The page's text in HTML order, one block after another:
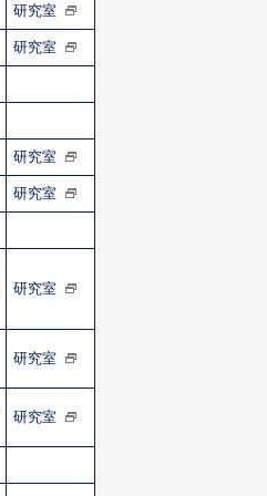
研究室
研究室
研究室
研究室
研究室
研究室
研究室